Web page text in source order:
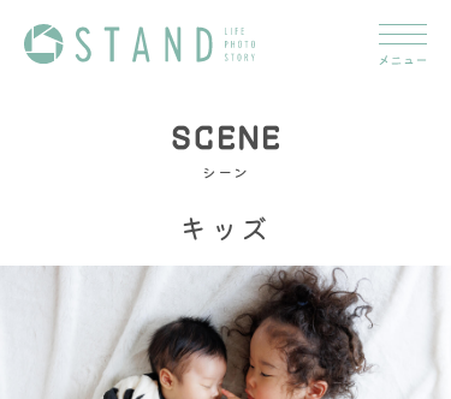
メッセージ
→ マタニティ
→ ニューボーン
SCENE
シーン
キッズ